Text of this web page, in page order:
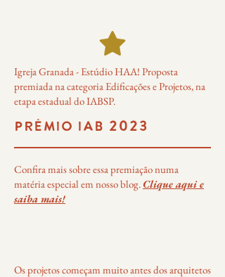
Igreja Granada - Estúdio HAA! Proposta
premiada na categoria Edificações e Projetos, na
etapa estadual do IABSP.
PRÊMIO IAB 2023
Confira mais sobre essa premiação numa
matéria especial em nosso blog. Clique aqui e
saiba mais!
Os projetos começam muito antes dos arquitetos